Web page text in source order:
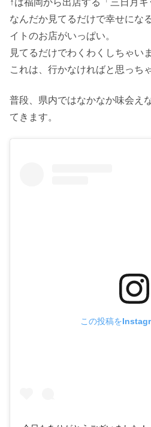
↑は福岡から出店する「三日月キ
なんだか見てるだけで幸せにな
イトのお店がいっぱい。
見てるだけでわくわくしちゃい
これは、行かなければと思っち
普段、県内ではなかなか味会え
てきます。
この投稿を